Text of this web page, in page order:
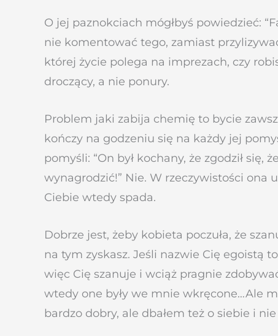
O jej paznokciach mógłbyś powiedzieć:
nie komentować tego, zamiast
której życie polega na imprezach, czy
droczący, a nie ponury.
Problem jaki zabija chemię to bycie
kończy na godzeniu się na każdy jej
pomyśli: “On był kochany, że zgodził
wynagrodzić!” Nie. W rzeczywistości ona
Ciebie wtedy spada.
Dobrze jest, żeby kobieta poczuła, że
na tym zyskasz. Jeśli nazwie Cię egoistą
więc Cię szanuje i wciąż pragnie
wtedy one były we mnie wkręcone…Ale
bardzo dobry, ale dbałem też o siebie i